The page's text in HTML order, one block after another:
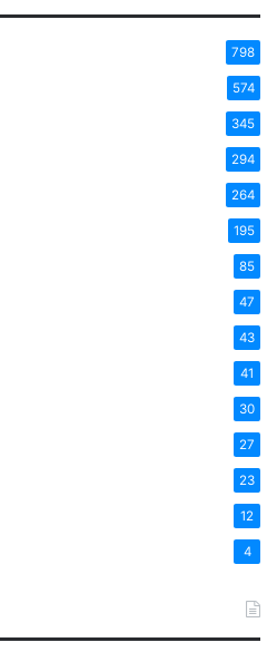
798
574
345
294
264
195
85
47
43
41
30
27
23
12
4